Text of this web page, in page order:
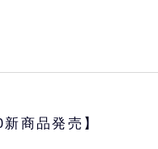
☆）が謎の怪盗
商品発売】